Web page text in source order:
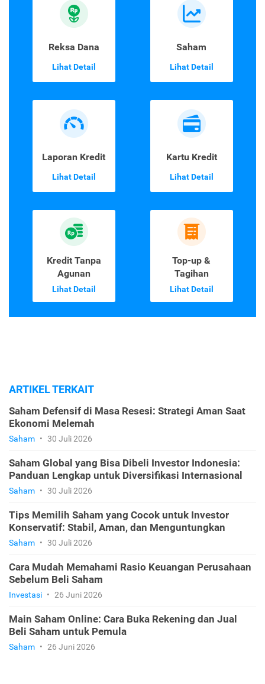
Reksa Dana
Lihat Detail
Saham
Lihat Detail
Laporan Kredit
Lihat Detail
Kartu Kredit
Lihat Detail
Kredit Tanpa
Agunan
Lihat Detail
Top-up &
Tagihan
Lihat Detail
ARTIKEL TERKAIT
Saham Defensif di Masa Resesi: Strategi Aman Saat
Ekonomi Melemah
Saham • 30 Juli 2026
Saham Global yang Bisa Dibeli Investor Indonesia:
Panduan Lengkap untuk Diversifikasi Internasional
Saham • 30 Juli 2026
Tips Memilih Saham yang Cocok untuk Investor
Konservatif: Stabil, Aman, dan Menguntungkan
Saham • 30 Juli 2026
Cara Mudah Memahami Rasio Keuangan Perusahaan
Sebelum Beli Saham
Investasi • 26 Juni 2026
Main Saham Online: Cara Buka Rekening dan Jual
Beli Saham untuk Pemula
Saham • 26 Juni 2026